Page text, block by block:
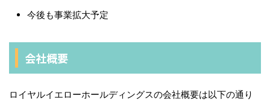
今後も事業拡大予定
会社概要
ロイヤルイエローホールディングスの会社概要は以下の通り